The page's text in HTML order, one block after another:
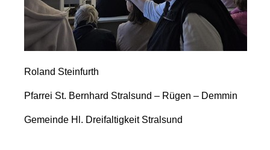
Roland Steinfurth
Pfarrei St. Bernhard Stralsund – Rügen – Demmin
Gemeinde Hl. Dreifaltigkeit Stralsund